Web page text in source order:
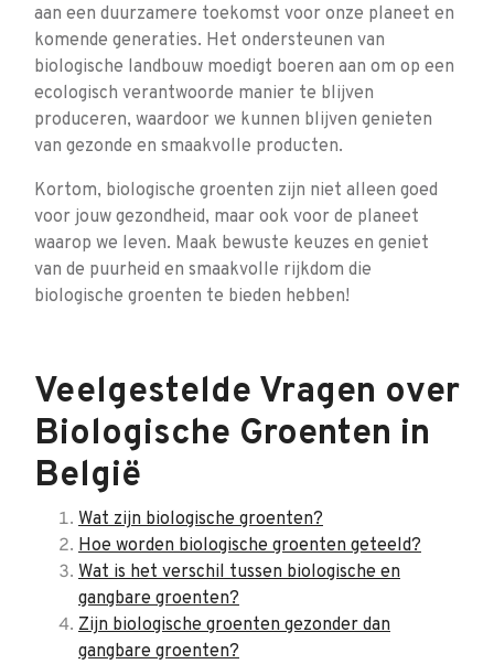
aan een duurzamere toekomst voor onze planeet en
komende generaties. Het ondersteunen van
biologische landbouw moedigt boeren aan om op een
ecologisch verantwoorde manier te blijven
produceren, waardoor we kunnen blijven genieten
van gezonde en smaakvolle producten.
Kortom, biologische groenten zijn niet alleen goed
voor jouw gezondheid, maar ook voor de planeet
waarop we leven. Maak bewuste keuzes en geniet
van de puurheid en smaakvolle rijkdom die
biologische groenten te bieden hebben!
Veelgestelde Vragen over
Biologische Groenten in
België
Wat zijn biologische groenten?
Hoe worden biologische groenten geteeld?
Wat is het verschil tussen biologische en
gangbare groenten?
Zijn biologische groenten gezonder dan
gangbare groenten?